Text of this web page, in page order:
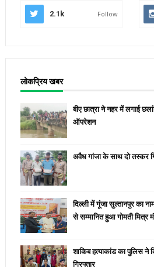
2.1k Follow
लोकप्रिय खबर
बीए छात्रा ने नहर में लगाई
ऑपरेशन
अवैध गांजा के साथ दो तस्कर
दिल्ली में गूंजा सुल्तानपुर का
से सम्मानित हुआ गोमती मित्र
शाकिब हत्याकांड का पुलिस
गिरफ्तार